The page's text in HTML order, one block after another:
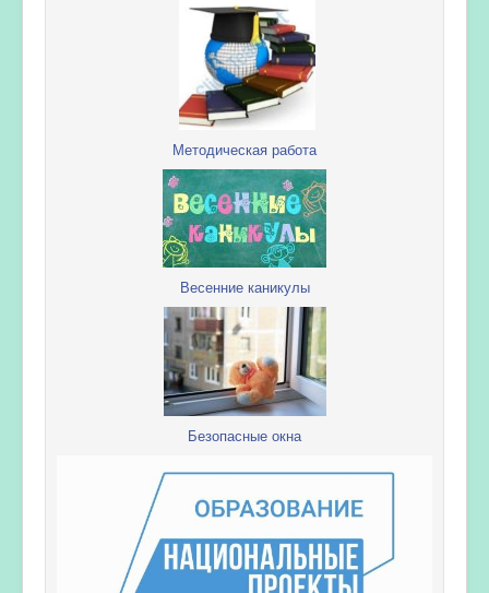
Методическая работа
Весенние каникулы
Безопасные окна